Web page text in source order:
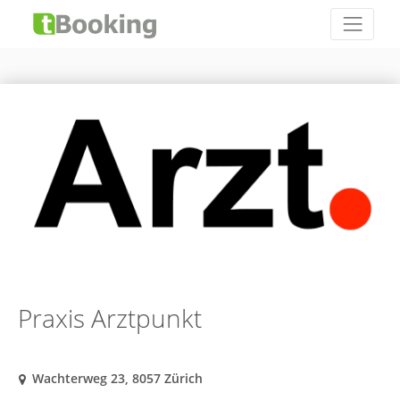
Praxis Arztpunkt
Wachterweg 23, 8057 Zürich